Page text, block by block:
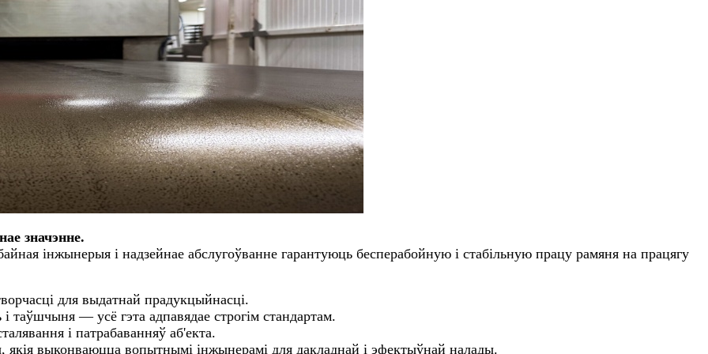
значэнне.
інжынерыя і надзейнае абслугоўванне гарантуюць бесперабойную і стабільную працу рамяня на працягу
для выдатнай прадукцыйнасці.
таўшчыня — усё гэта адпавядае строгім стандартам.
і патрабаванняў аб'екта.
якія выконваюцца вопытнымі інжынерамі для дакладнай і эфектыўнай налады.